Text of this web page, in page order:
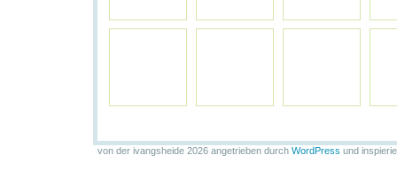
von der ivangsheide 2026 angetrieben durch WordPress und